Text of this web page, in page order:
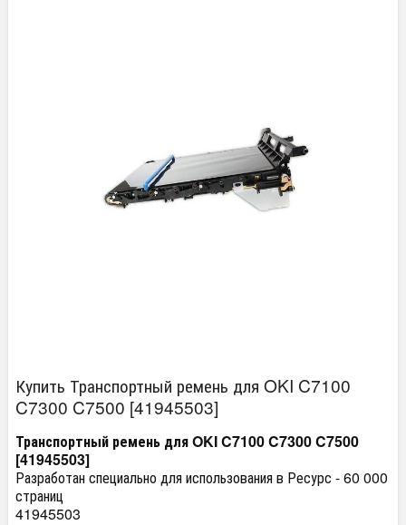
Купить Транспортный ремень для OKI C7100
C7300 C7500 [41945503]
Транспортный ремень для OKI C7100 C7300 C7500
[41945503]
Разработан специально для использования в Ресурс - 60 000
страниц
41945503